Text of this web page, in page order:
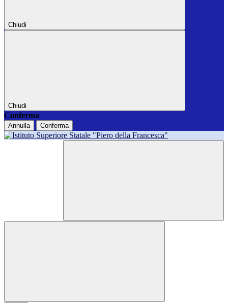
Chiudi
Chiudi
Conferma
Annulla Conferma